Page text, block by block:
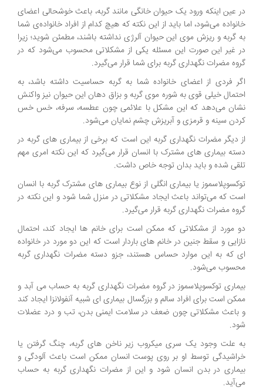
در عین اینکه ورود یک حیوان خانگی مانند گربه، باعث خوشحالی اعضای
خانواده می‌شود، اما باید از این نکته که هیچ کدام از افراد خانواده‌ی شما
به گربه و ریزش موی این حیوان آلرژی نداشته باشند، مطمئن شوید؛ زیرا
در غیر این صورت این مسئله یکی از مشکلاتی محسوب می‌شود که در
گروه مضرات نگهداری گربه برای شما قرار می‌گیرد.
اگر فردی از اعضای خانواده شما به گربه حساسیت داشته باشد، به
احتمال خیلی قوی به شوره موی گربه و بزاق دهان این حیوان نیز واکنش
نشان می‌دهد که این مشکل با علائمی چون عطسه، سرفه، خس خس
کردن سینه و قرمزی و آبریزش چشم نمایان می‌شود.
از دیگر مضرات نگهداری گربه این است که برخی از بیماری های گربه در
دسته بیماری های مشترک با انسان قرار می‌گیرد که این نکته امری مهم
تلقی شده و باید بدان توجه خاص داشت.
توکسوپلاسموز یا بیماری انگلی از نوع بیماری های مشترک گربه با انسان
است که می‌تواند باعث ایجاد مشکلاتی در منزل شما شود و این نکته در
گروه مضرات نگهداری گربه قرار می‌گیرد.
دو مورد از مشکلاتی که ممکن است برای خانم ها ایجاد کند، احتمال
نازایی و سقط جنین در خانم های باردار است که این دو مورد در خانواده
ای که به این موارد حساس هستند، جزو دسته مضرات نگهداری گربه
محسوب می‌شود.
بیماری توکسوپلاسموز در گروه مضرات نگهداری گربه به حساب می آبد و
ممکن است برای افراد سالم و بزرگسال بیماری ای شبیه آنفولانزا ایجاد کند
و باعث مشکلاتی چون ضعف در سلامت ایمنی بدن، تب و درد عضلات
شود.
به علت وجود یک سری میکروب زیر ناخن های گربه، چنگ گرفتن یا
خراشیدگی توسط او بر روی پوست انسان ممکن است باعث آلودگی و
بیماری در بدن انسان شود و این از مضرات نگهداری گربه به حساب
می‌آید.